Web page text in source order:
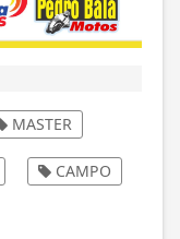
MASTER
CAMPO